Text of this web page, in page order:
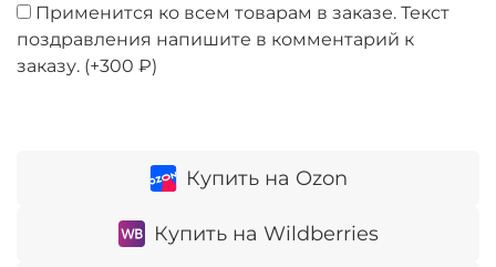
Купить на Ozon
Купить на Wildberries
Применится ко всем товарам в заказе. Текст
поздравления напишите в комментарий к
заказу. (+300 ₽)